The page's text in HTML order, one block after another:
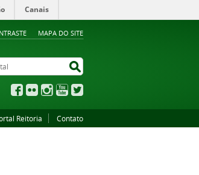
MAPA DO SITE
Canais
Facebook
Flickr InstagramYouTube
Reitoria Contato